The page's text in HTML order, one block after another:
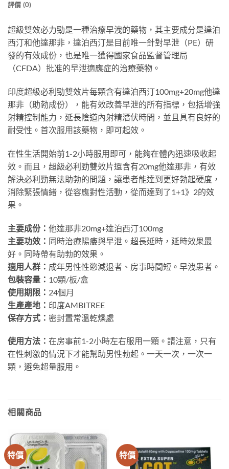
評價 (0)
超級雙效必力勁是一種治療早洩的藥物，其主要成分是達泊
西汀和他達那非，達泊西汀是目前唯一針對早泄（PE）研
發的有效成份，也是唯一獲得國家食品監督管理局
（CFDA）批准的早泄適應症的治療藥物。
印度超級必利勁雙效片每顆含有達泊西汀100mg+20mg他達
那非（助勃成份），能有效改善早泄的所有指標，包括增強
射精控制能力，延長陰道內射精潛伏時間，並且具有良好的
耐受性。首次服用該藥物，即可起效。
在性生活開始前1-2小時服用即可，能夠在體內迅速吸收起
效。而且，超級必利勁雙效片還含有20mg他達那非，有效
解決必利勁無法助勃的問題，讓患者能達到更好勃起硬度，
消除緊張情緒，從容應對性活動，從而達到了1+1》2的效
果。
主要成份： 他達那非20mg+達泊西汀100mg
主要功效： 同時治療陽痿與早泄。超長延時，延時效果最
好。同時帶有助勃的效果。
適用人群： 成年男性性慾減退者、房事時間短。早洩患者。
包裝容量： 10顆/板/盒
使用期限： 24個月
生產產地： 印度AMBITREE
保存方式： 密封置常溫乾燥處
使用方法： 在房事前1-2小時左右服用一顆。請注意，只有
在性刺激的情況下才能幫助男性勃起。一天一次，一次一
顆，避免超量服用。
相關商品
特價 特價